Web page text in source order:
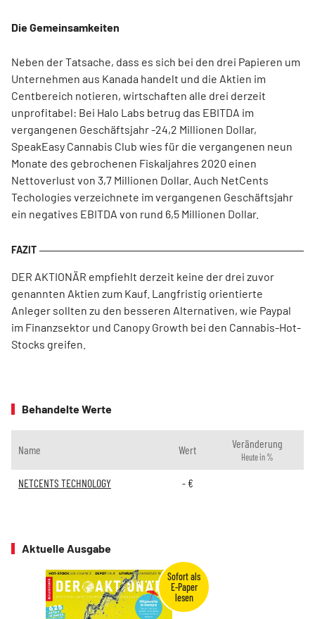
Die Gemeinsamkeiten
Neben der Tatsache, dass es sich bei den drei Papieren um
Unternehmen aus Kanada handelt und die Aktien im
Centbereich notieren, wirtschaften alle drei derzeit
unprofitabel: Bei Halo Labs betrug das EBITDA im
vergangenen Geschäftsjahr -24,2 Millionen Dollar,
SpeakEasy Cannabis Club wies für die vergangenen neun
Monate des gebrochenen Fiskaljahres 2020 einen
Nettoverlust von 3,7 Millionen Dollar. Auch NetCents
Techologies verzeichnete im vergangenen Geschäftsjahr
ein negatives EBITDA von rund 6,5 Millionen Dollar.
DER AKTIONÄR empfiehlt derzeit keine der drei zuvor
genannten Aktien zum Kauf. Langfristig orientierte
Anleger sollten zu den besseren Alternativen, wie Paypal
im Finanzsektor und Canopy Growth bei den Cannabis-Hot-
Stocks greifen.
Behandelte Werte
Name Wert Veränderung
Heute in %
NETCENTS TECHNOLOGY -€
Aktuelle Ausgabe